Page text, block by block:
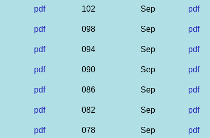
pdf 102 Sep pdf
pdf 098 Sep pdf
pdf 094 Sep pdf
pdf 090 Sep pdf
pdf 086 Sep pdf
pdf 082 Sep pdf
pdf 078 Sep pdf